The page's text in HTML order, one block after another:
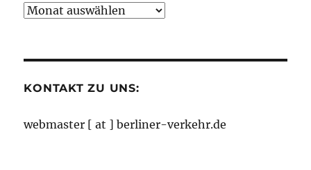
Neuigkeiten
KONTAKT ZU UNS:
webmaster [ at ] berliner-verkehr.de